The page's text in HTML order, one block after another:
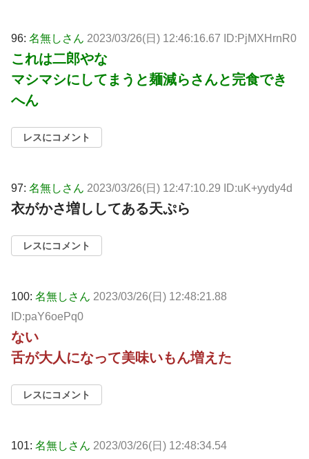
96: 名無しさん 2023/03/26(日) 12:46:16.67 ID:PjMXHrnR0
これは二郎やな
マシマシにしてまうと麺減らさんと完食でき
へん
レスにコメント
97: 名無しさん 2023/03/26(日) 12:47:10.29 ID:uK+yydy4d
衣がかさ増ししてある天ぷら
レスにコメント
100: 名無しさん 2023/03/26(日) 12:48:21.88
ID:paY6oePq0
ない
舌が大人になって美味いもん増えた
レスにコメント
101: 名無しさん 2023/03/26(日) 12:48:34.54